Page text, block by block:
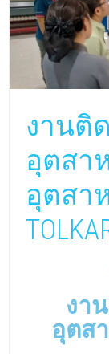
งานติ
อุตสา
อุตส
งา
อุตส